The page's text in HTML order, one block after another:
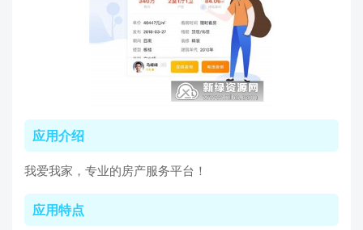
应用介绍
我爱我家，专业的房产服务平台！
应用特点